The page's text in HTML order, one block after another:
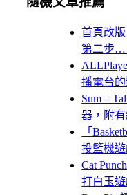
首頁改
第二步…
播電台
Sum –
器，附有
「
投籃機
Cat
打白玉